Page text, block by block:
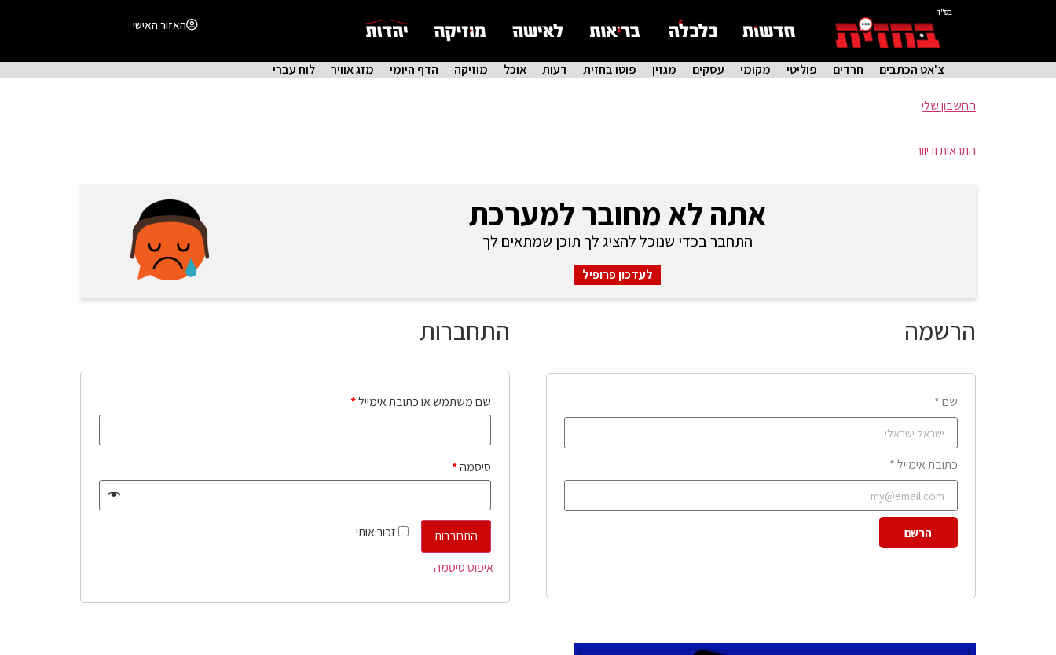
בס"ד
האזור האישי
צ'אט הכתבים חרדים פוליטי מקומי עסקים מגזין פוטו בחזית דעות אוכל מוזיקה הדף היומי מזג אוויר לוח עברי
החשבון שלי
התראות ודיוור
אתה לא מחובר למערכת
התחבר בכדי שנוכל להציג לך תוכן שמתאים לך
לעדכון פרופיל
התחברות
שם משתמש או כתובת אימייל*
סיסמה*
זכור אותי
התחברות
איפוס סיסמה
הרשמה
שם *
כתובת אימייל *
הרשם